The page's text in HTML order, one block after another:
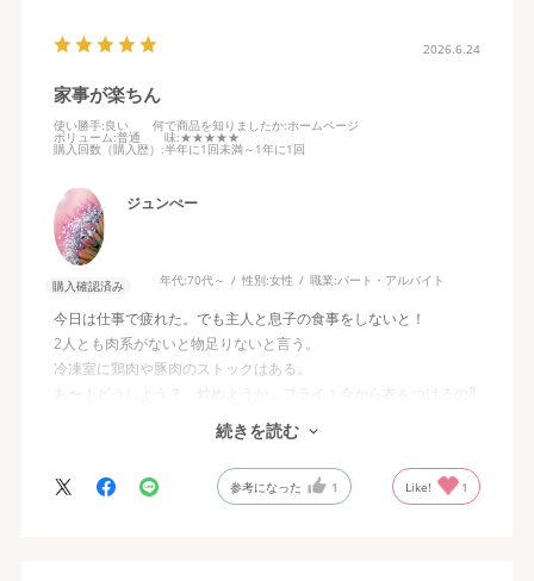
2026.6.24
家事が楽ちん
使い勝手:良い 何で商品を知りましたか:ホームページ
ボリューム:普通 味:★★★★★
購入回数（購入歴） :半年に1回未満～1年に1回
ジュンぺー
購入確認済み 年代:70代～ 性別:女性 職業:パート・アルバイト
今日は仕事で疲れた。でも主人と息子の食事をしないと！
2人とも肉系がないと物足りないと言う。
冷凍室に鶏肉や豚肉のストックはある。
あ〜！どうしよう？ 炒めようか，フライ！今から衣をつけるの⁈
あるじゃない！良いのが。吉牛が‼︎
凍ったままお湯にポン！解凍しなくて良い。冷やご飯をチンして
ェ〜はい出来上がり‼︎
続きを読む
参考になった 1 Like! 1